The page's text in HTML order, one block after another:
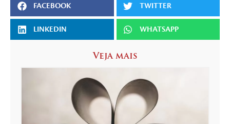
FACEBOOK TWITTER
LINKEDIN WHATSAPP
Veja mais